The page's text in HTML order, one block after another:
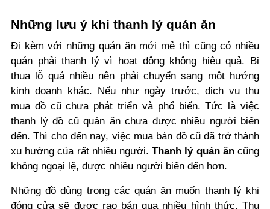
Những lưu ý khi thanh lý quán ăn
Đi kèm với những quán ăn mới mẻ thì cũng có nhiều
quán phải thanh lý vì hoạt động không hiệu quả. Bị
thua lỗ quá nhiều nên phải chuyển sang một hướng
kinh doanh khác. Nếu như ngày trước, dịch vụ thu
mua đồ cũ chưa phát triển và phổ biến. Tức là việc
thanh lý đồ cũ quán ăn chưa được nhiều người biến
đến. Thì cho đến nay, việc mua bán đồ cũ đã trở thành
xu hướng của rất nhiều người.Thanh lý quán ăncũng
không ngoại lệ, được nhiều người biến đến hơn.
Những đồ dùng trong các quán ăn muốn thanh lý khi
đóng cửa sẽ được rao bán qua nhiều hình thức. Thu